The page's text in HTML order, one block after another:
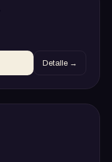
Detalle →